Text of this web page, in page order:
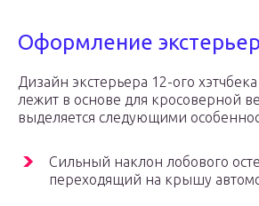
Оформление
Дизайн экстерьера 12-ого
лежит в основе для кросоверной
выделяется следующими
Сильный наклон лобового
переходящий на крышу